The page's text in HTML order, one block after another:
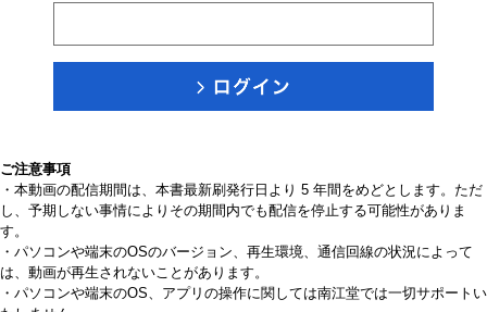
ご注意事項
・本動画の配信期間は、本書最新刷発行日より 5 年間をめどとします。ただ
し、予期しない事情によりその期間内でも配信を停止する可能性がありま
す。
・パソコンや端末のOSのバージョン、再生環境、通信回線の状況によって
は、動画が再生されないことがあります。
・パソコンや端末のOS、アプリの操作に関しては南江堂では一切サポートい